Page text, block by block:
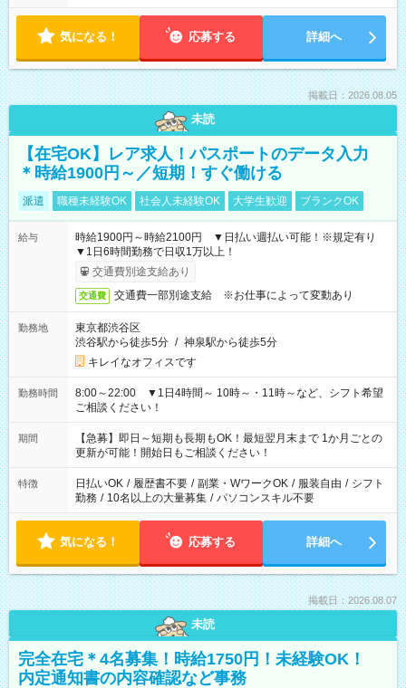
気になる！ 応募する 詳細へ
掲載日：2026.08.05
未読
【在宅OK】レア求人！パスポートのデータ入力
＊時給1900円～／短期！すぐ働ける
派遣 職種未経験OK 社会人未経験OK 大学生歓迎 ブランクOK
給与
時給1900円～時給2100円 ▼日払い週払い可能！※規定有り
▼1日6時間勤務で日収1万以上！
交通費別途支給あり
交通費 交通費一部別途支給 ※お仕事によって変動あり
勤務地
東京都渋谷区
渋谷駅から徒歩5分 / 神泉駅から徒歩5分
キレイなオフィスです
勤務時間
8:00～22:00 ▼1日4時間～ 10時～・11時～など、シフト希望
ご相談ください！
期間
【急募】即日～短期も長期もOK！最短翌月末まで 1か月ごとの
更新が可能！開始日もご相談ください！
特徴 日払いOK / 履歴書不要 / 副業・WワークOK / 服装自由 / シフト
勤務 / 10名以上の大量募集 / パソコンスキル不要
気になる！ 応募する 詳細へ
掲載日：2026.08.07
未読
完全在宅＊4名募集！時給1750円！未経験OK！
内定通知書の内容確認など事務